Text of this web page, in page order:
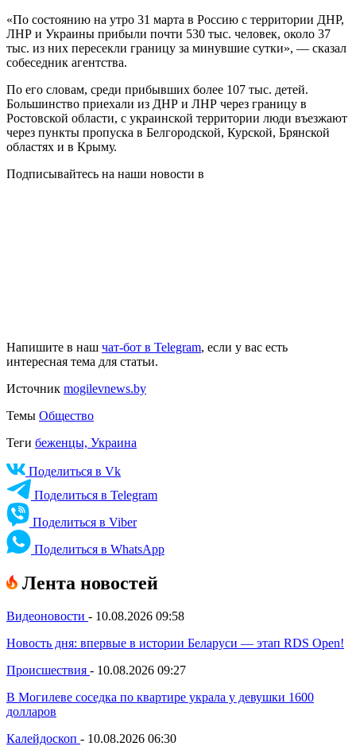
«По состоянию на утро 31 марта в Россию с территории ДНР,
ЛНР и Украины прибыли почти 530 тыс. человек, около 37
тыс. из них пересекли границу за минувшие сутки», — сказал
собеседник агентства.
По его словам, среди прибывших более 107 тыс. детей.
Большинство приехали из ДНР и ЛНР через границу в
Ростовской области, с украинской территории люди въезжают
через пункты пропуска в Белгородской, Курской, Брянской
областях и в Крыму.
Подписывайтесь на наши новости в
Напишите в наш чат-бот в Telegram, если у вас есть
интересная тема для статьи.
Источник mogilevnews.by
Темы Общество
Теги беженцы, Украина
Поделиться в Vk
Поделиться в Telegram
Поделиться в Viber
Поделиться в WhatsApp
Лента новостей
Видеоновости - 10.08.2026 09:58
Новость дня: впервые в истории Беларуси — этап RDS Open!
Происшествия - 10.08.2026 09:27
В Могилеве соседка по квартире украла у девушки 1600
долларов
Калейдоскоп - 10.08.2026 06:30